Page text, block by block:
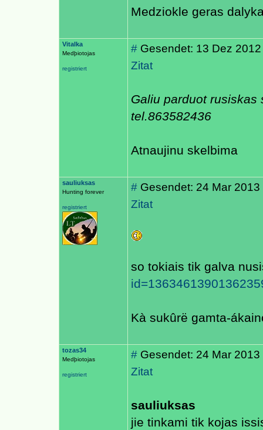
Medziokle geras
Vitalka
Medþiotojas
registriert
# Gesendet: 13 Dez
Zitat
Galiu parduot
tel.863582436
Atnaujinu skelbima
sauliuksas
Hunting forever
registriert
# Gesendet: 24 Mar 2013
Zitat
so tokiais tik galva
Kà sukûrë gamta-
tozas34
Medþiotojas
registriert
# Gesendet: 24 Mar 2013
Zitat
sauliuksas
jie tinkami tik kojas